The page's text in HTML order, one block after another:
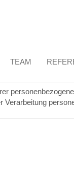
TEAM